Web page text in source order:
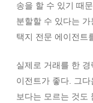
송을 할 수 있기 때
분할할 수 있다는
택지 전문 에이전트
실제로 거래를 한
이전트가 좋다. 그
보다는 모르는 것도